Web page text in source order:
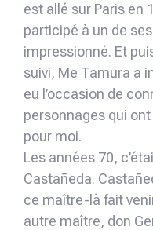
est allé sur Paris en
participé à un de
impressionné. Et
suivi, Me Tamura a
eu l’occasion de
personnages qui
pour moi.
Les années 70,
Castañeda.
ce maître-là fait
autre maître, don